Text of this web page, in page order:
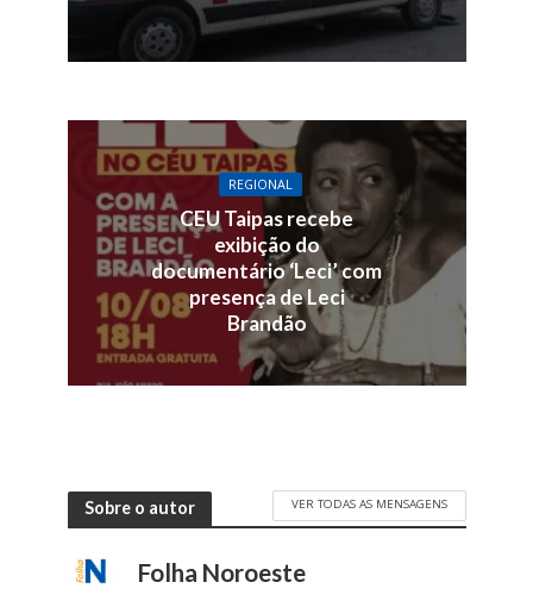
REGIONAL
CEU Taipas recebe
exibição do
documentário ‘Leci’ com
presença de Leci
Brandão
Sobre o autor VER TODAS AS MENSAGENS
Folha Noroeste